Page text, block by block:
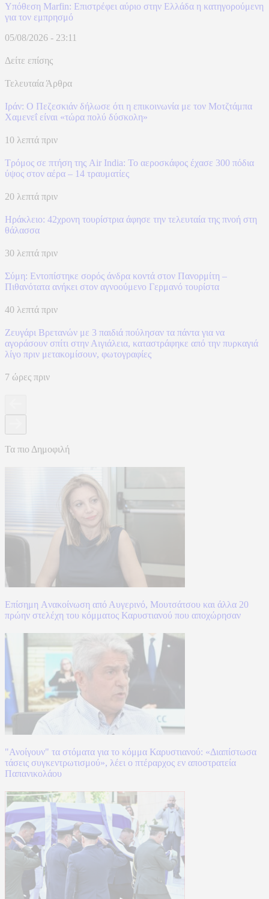
Υπόθεση Marfin: Επιστρέφει αύριο στην Ελλάδα η κατηγορούμενη
για τον εμπρησμό
05/08/2026 - 23:11
Δείτε επίσης
Τελευταία Άρθρα
Ιράν: Ο Πεζεσκιάν δήλωσε ότι η επικοινωνία με τον Μοτζτάμπα
Χαμενεΐ είναι «τώρα πολύ δύσκολη»
10 λεπτά πριν
Τρόμος σε πτήση της Air India: Το αεροσκάφος έχασε 300 πόδια
ύψος στον αέρα – 14 τραυματίες
20 λεπτά πριν
Ηράκλειο: 42χρονη τουρίστρια άφησε την τελευταία της πνοή στη
θάλασσα
30 λεπτά πριν
Σύμη: Εντοπίστηκε σορός άνδρα κοντά στον Πανορμίτη –
Πιθανότατα ανήκει στον αγνοούμενο Γερμανό τουρίστα
40 λεπτά πριν
Ζευγάρι Βρετανών με 3 παιδιά πούλησαν τα πάντα για να
αγοράσουν σπίτι στην Αιγιάλεια, καταστράφηκε από την πυρκαγιά
λίγο πριν μετακομίσουν, φωτογραφίες
7 ώρες πριν
Τα πιο Δημοφιλή
Επίσημη Aνακοίνωση από Αυγερινό, Μουτσάτσου και άλλα 20
πρώην στελέχη του κόμματος Καρυστιανού που αποχώρησαν
"Ανοίγουν" τα στόματα για το κόμμα Καρυστιανού: «Διαπίστωσα
τάσεις συγκεντρωτισμού», λέει ο πτέραρχος εν αποστρατεία
Παπανικολάου